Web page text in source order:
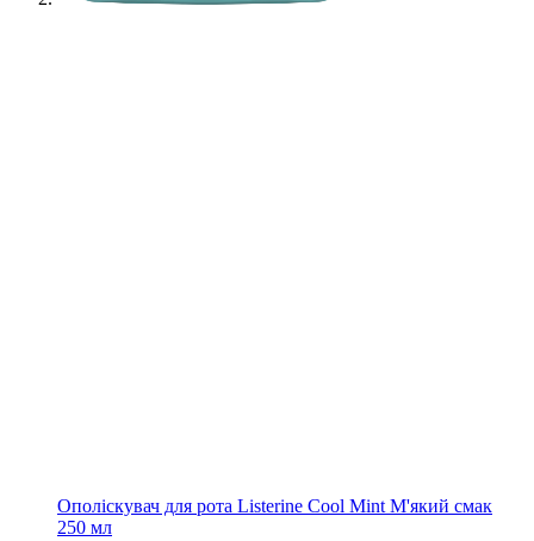
Ополіскувач для рота Listerine Cool Mint М'який смак
250 мл